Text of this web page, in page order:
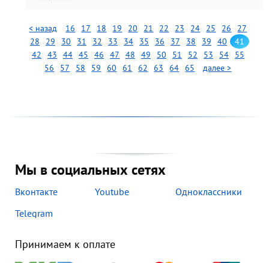
фондов Студии военных
художников им. М.Б. Грекова
Министерства обо...
< назад 16 17 18 19 20 21 22 23 24 25 26
27
28
29 30 31 32 33 34 35 36 37 38 39 40
41
42
43 44 45 46 47 48 49 50 51 52 53 54
55
56
57 58 59 60 61 62 63 64 65 далее >
Мы в социальных сетях
Вконтакте Youtube
Одноклассники
Telegram
Принимаем к оплате